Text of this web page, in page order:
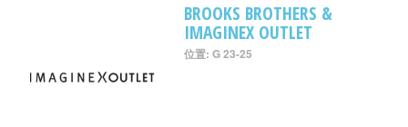
BROOKS BROTHERS &
IMAGINEX OUTLET
位置: G 23-25